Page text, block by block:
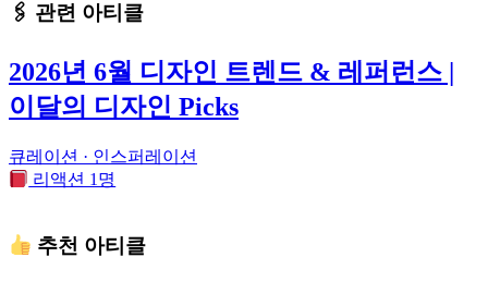
🖇 관련 아티클
2026년 6월 디자인 트렌드 & 레퍼런스 |
이달의 디자인 Picks
큐레이션 · 인스퍼레이션
리액션 1명
추천 아티클